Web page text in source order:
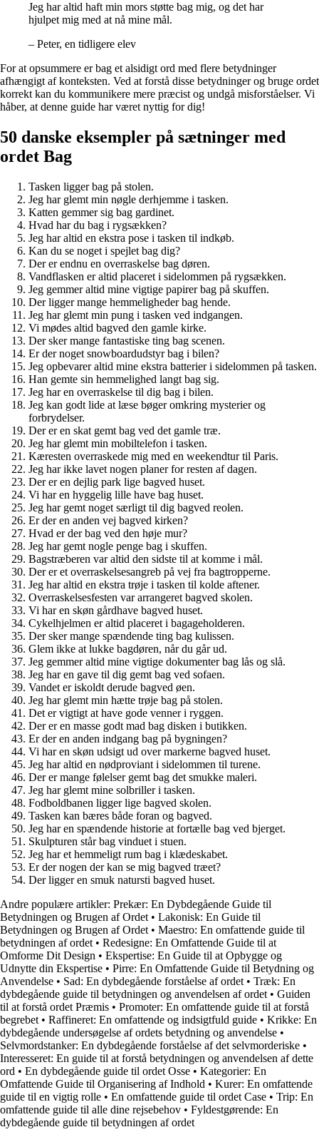
Jeg har altid haft min mors støtte bag mig, og det har
hjulpet mig med at nå mine mål.
– Peter, en tidligere elev
For at opsummere er bag et alsidigt ord med flere betydninger
afhængigt af konteksten. Ved at forstå disse betydninger og bruge ordet
korrekt kan du kommunikere mere præcist og undgå misforståelser. Vi
håber, at denne guide har været nyttig for dig!
50 danske eksempler på sætninger med
ordet Bag
Tasken ligger bag på stolen.
Jeg har glemt min nøgle derhjemme i tasken.
Katten gemmer sig bag gardinet.
Hvad har du bag i rygsækken?
Jeg har altid en ekstra pose i tasken til indkøb.
Kan du se noget i spejlet bag dig?
Der er endnu en overraskelse bag døren.
Vandflasken er altid placeret i sidelommen på rygsækken.
Jeg gemmer altid mine vigtige papirer bag på skuffen.
Der ligger mange hemmeligheder bag hende.
Jeg har glemt min pung i tasken ved indgangen.
Vi mødes altid bagved den gamle kirke.
Der sker mange fantastiske ting bag scenen.
Er der noget snowboardudstyr bag i bilen?
Jeg opbevarer altid mine ekstra batterier i sidelommen på tasken.
Han gemte sin hemmelighed langt bag sig.
Jeg har en overraskelse til dig bag i bilen.
Jeg kan godt lide at læse bøger omkring mysterier og
forbrydelser.
Der er en skat gemt bag ved det gamle træ.
Jeg har glemt min mobiltelefon i tasken.
Kæresten overraskede mig med en weekendtur til Paris.
Jeg har ikke lavet nogen planer for resten af dagen.
Der er en dejlig park lige bagved huset.
Vi har en hyggelig lille have bag huset.
Jeg har gemt noget særligt til dig bagved reolen.
Er der en anden vej bagved kirken?
Hvad er der bag ved den høje mur?
Jeg har gemt nogle penge bag i skuffen.
Bagstræberen var altid den sidste til at komme i mål.
Der er et overraskelsesangreb på vej fra bagtropperne.
Jeg har altid en ekstra trøje i tasken til kolde aftener.
Overraskelsesfesten var arrangeret bagved skolen.
Vi har en skøn gårdhave bagved huset.
Cykelhjelmen er altid placeret i bagageholderen.
Der sker mange spændende ting bag kulissen.
Glem ikke at lukke bagdøren, når du går ud.
Jeg gemmer altid mine vigtige dokumenter bag lås og slå.
Jeg har en gave til dig gemt bag ved sofaen.
Vandet er iskoldt derude bagved øen.
Jeg har glemt min hætte trøje bag på stolen.
Det er vigtigt at have gode venner i ryggen.
Der er en masse godt mad bag disken i butikken.
Er der en anden indgang bag på bygningen?
Vi har en skøn udsigt ud over markerne bagved huset.
Jeg har altid en nødproviant i sidelommen til turene.
Der er mange følelser gemt bag det smukke maleri.
Jeg har glemt mine solbriller i tasken.
Fodboldbanen ligger lige bagved skolen.
Tasken kan bæres både foran og bagved.
Jeg har en spændende historie at fortælle bag ved bjerget.
Skulpturen står bag vinduet i stuen.
Jeg har et hemmeligt rum bag i klædeskabet.
Er der nogen der kan se mig bagved træet?
Der ligger en smuk natursti bagved huset.
Andre populære artikler: Prekær: En Dybdegående Guide til
Betydningen og Brugen af Ordet • Lakonisk: En Guide til
Betydningen og Brugen af Ordet • Maestro: En omfattende guide til
betydningen af ordet • Redesigne: En Omfattende Guide til at
Omforme Dit Design • Ekspertise: En Guide til at Opbygge og
Udnytte din Ekspertise • Pirre: En Omfattende Guide til Betydning og
Anvendelse • Sad: En dybdegående forståelse af ordet • Træk: En
dybdegående guide til betydningen og anvendelsen af ordet • Guiden
til at forstå ordet Præmis • Promoter: En omfattende guide til at forstå
begrebet • Raffineret: En omfattende og indsigtfuld guide • Krikke: En
dybdegående undersøgelse af ordets betydning og anvendelse •
Selvmordstanker: En dybdegående forståelse af det selvmorderiske •
Interesseret: En guide til at forstå betydningen og anvendelsen af dette
ord • En dybdegående guide til ordet Osse • Kategorier: En
Omfattende Guide til Organisering af Indhold • Kurer: En omfattende
guide til en vigtig rolle • En omfattende guide til ordet Case • Trip: En
omfattende guide til alle dine rejsebehov • Fyldestgørende: En
dybdegående guide til betydningen af ordet